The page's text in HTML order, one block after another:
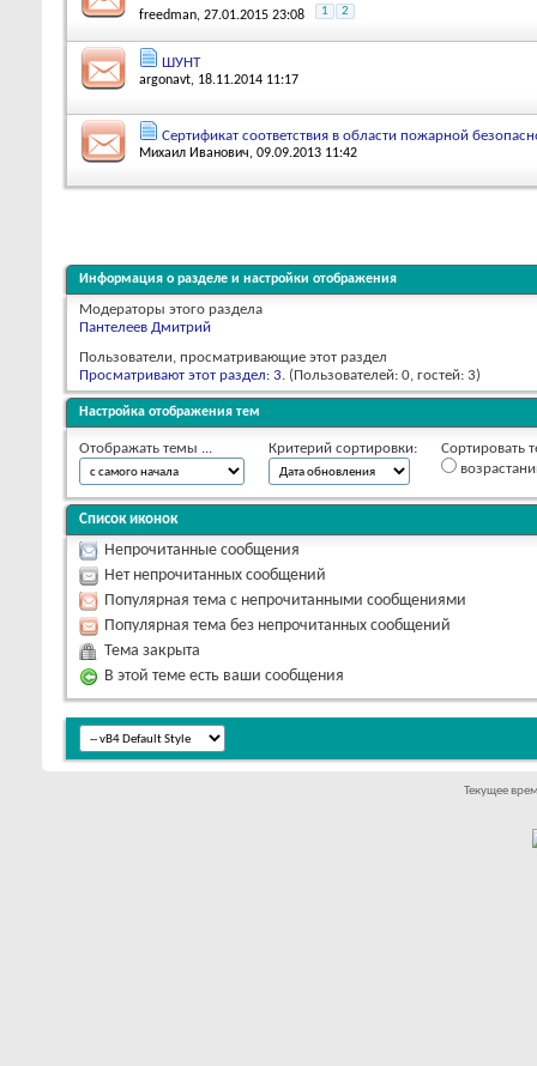
freedman, 27.01.2015 23:08 1 2
ШУНТ
argonavt, 18.11.2014 11:17
Сертификат соответствия в области пожарной
Михаил Иванович, 09.09.2013 11:42
Информация о разделе и настройки отображения
Модераторы этого раздела
Пантелеев Дмитрий
Пользователи, просматривающие этот раздел
Просматривают этот раздел: 3. (Пользователей: 0, гостей: 3)
Настройка отображения тем
Отображать темы ... Критерий сортировки:
Сортировать
Список иконок
Непрочитанные сообщения
Нет непрочитанных сообщений
Популярная тема с непрочитанными сообщениями
Популярная тема без непрочитанных сообщений
Тема закрыта
В этой теме есть ваши сообщения
Текущее